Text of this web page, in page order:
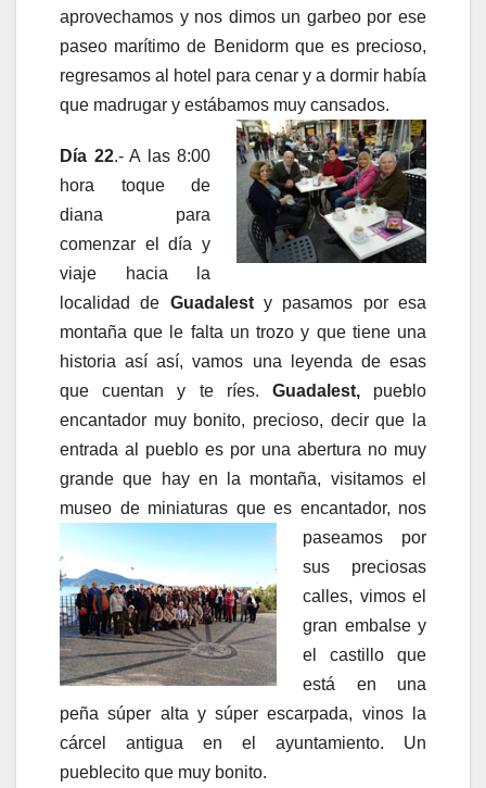
aprovechamos y nos dimos un garbeo por ese
paseo marítimo de Benidorm que es precioso,
regresamos al hotel para cenar y a dormir había
que madrugar y estábamos muy cansados.
Día 22.- A las 8:00
hora toque de
diana para
comenzar el día y
viaje hacia la
localidad de Guadalesty pasamos por esa
montaña que le falta un trozo y que tiene una
historia así así, vamos una leyenda de esas
que cuentan y te ríes. Guadalest, pueblo
encantador muy bonito, precioso, decir que la
entrada al pueblo es por una abertura no muy
grande que hay en la montaña, visitamos el
museo de miniaturas que es encantador, nos
paseamos por
sus preciosas
calles, vimos el
gran embalse y
el castillo que
está en una
peña súper alta y súper escarpada, vinos la
cárcel antigua en el ayuntamiento. Un
pueblecito que muy bonito.